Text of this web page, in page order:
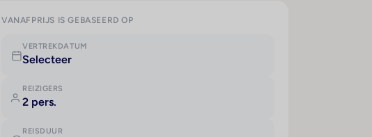
VANAFPRIJS IS GEBASEERD OP
VERTREKDATUM
Selecteer
REIZIGERS
2 pers.
REISDUUR